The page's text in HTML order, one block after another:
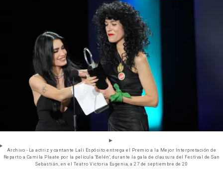
Archivo - La actriz y cantante Lali Espósito entrega el Premio a la Mejor Interpretación de
Reparto a Camila Plaate por la película 'Belén', durante la gala de clausura del Festival de San
Sebastián, en el Teatro Victoria Eugenia, a 27 de septiembre de 20